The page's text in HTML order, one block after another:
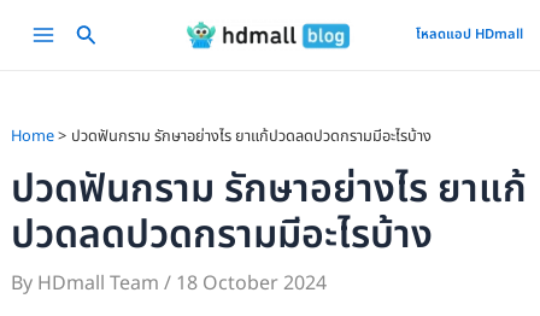
Main
โหลดแอป HDmall
Home ปวดฟันกราม รักษาอย่างไร ยาแก้ปวดลดปวดกรามมีอะไรบ้าง
ปวดฟันกราม รักษาอย่างไร ยาแก้
ปวดลดปวดกรามมีอะไรบ้าง
By HDmall Team / 18 October 2024